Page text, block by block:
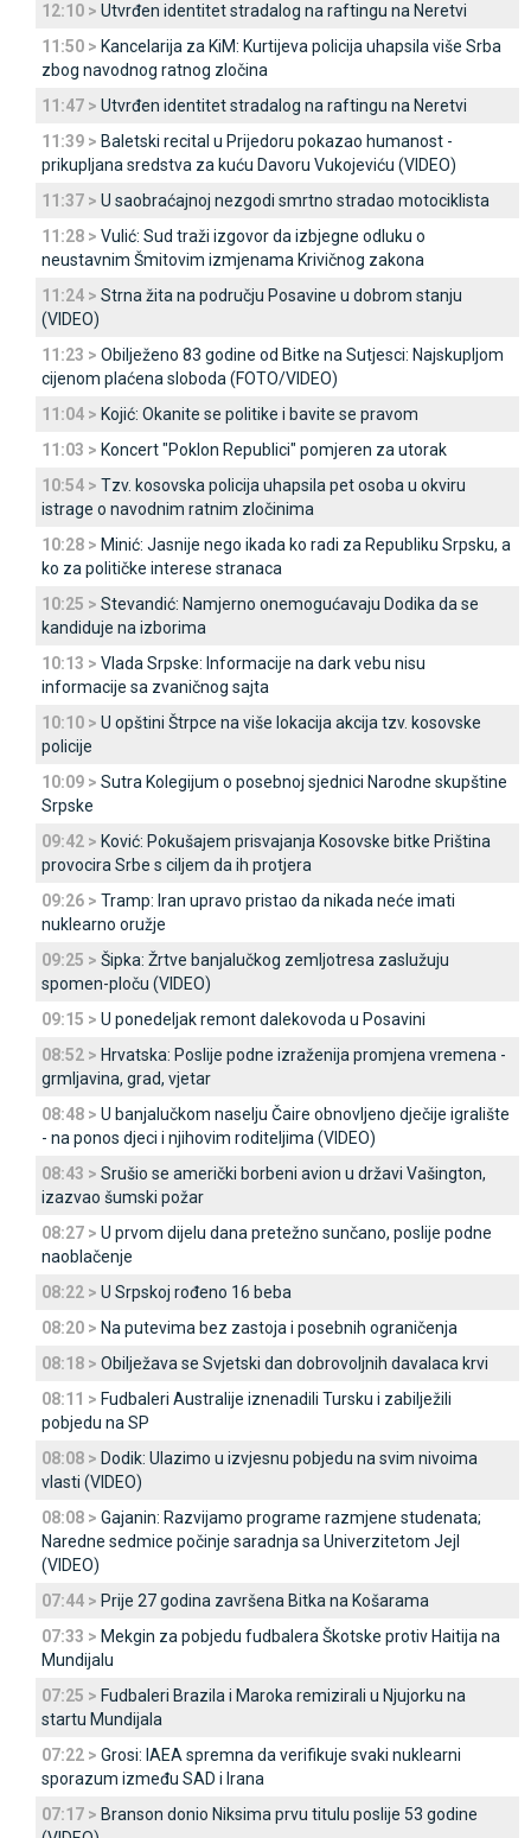
12:10 > Utvrđen identitet stradalog na raftingu na Neretvi
11:50 > Kancelarija za KiM: Kurtijeva policija uhapsila više Srba
zbog navodnog ratnog zločina
11:47 > Utvrđen identitet stradalog na raftingu na Neretvi
11:39 > Baletski recital u Prijedoru pokazao humanost -
prikupljana sredstva za kuću Davoru Vukojeviću (VIDEO)
11:37 > U saobraćajnoj nezgodi smrtno stradao motociklista
11:28 > Vulić: Sud traži izgovor da izbjegne odluku o
neustavnim Šmitovim izmjenama Krivičnog zakona
11:24 > Strna žita na području Posavine u dobrom stanju
(VIDEO)
11:23 > Obilježeno 83 godine od Bitke na Sutjesci: Najskupljom
cijenom plaćena sloboda (FOTO/VIDEO)
11:04 > Kojić: Okanite se politike i bavite se pravom
11:03 > Koncert "Poklon Republici" pomjeren za utorak
10:54 > Tzv. kosovska policija uhapsila pet osoba u okviru
istrage o navodnim ratnim zločinima
10:28 > Minić: Јasnije nego ikada ko radi za Republiku Srpsku, a
ko za političke interese stranaca
10:25 > Stevandić: Namjerno onemogućavaju Dodika da se
kandiduje na izborima
10:13 > Vlada Srpske: Informacije na dark vebu nisu
informacije sa zvaničnog sajta
10:10 > U opštini Štrpce na više lokacija akcija tzv. kosovske
policije
10:09 > Sutra Kolegijum o posebnoj sjednici Narodne skupštine
Srpske
09:42 > Ković: Pokušajem prisvajanja Kosovske bitke Priština
provocira Srbe s ciljem da ih protjera
09:26 > Tramp: Iran upravo pristao da nikada neće imati
nuklearno oružje
09:25 > Šipka: Žrtve banjalučkog zemljotresa zaslužuju
spomen-ploču (VIDEO)
09:15 > U ponedeljak remont dalekovoda u Posavini
08:52 > Hrvatska: Poslije podne izraženija promjena vremena -
grmljavina, grad, vjetar
08:48 > U banjalučkom naselju Čaire obnovljeno dječije igralište
- na ponos djeci i njihovim roditeljima (VIDEO)
08:43 > Srušio se američki borbeni avion u državi Vašington,
izazvao šumski požar
08:27 > U prvom dijelu dana pretežno sunčano, poslije podne
naoblačenje
08:22 > U Srpskoj rođeno 16 beba
08:20 > Na putevima bez zastoja i posebnih ograničenja
08:18 > Obilježava se Svjetski dan dobrovoljnih davalaca krvi
08:11 > Fudbaleri Australije iznenadili Tursku i zabilježili
pobjedu na SP
08:08 > Dodik: Ulazimo u izvjesnu pobjedu na svim nivoima
vlasti (VIDEO)
08:08 > Gajanin: Razvijamo programe razmjene studenata;
Naredne sedmice počinje saradnja sa Univerzitetom Јejl
(VIDEO)
07:44 > Prije 27 godina završena Bitka na Košarama
07:33 > Mekgin za pobjedu fudbalera Škotske protiv Haitija na
Mundijalu
07:25 > Fudbaleri Brazila i Maroka remizirali u Njujorku na
startu Mundijala
07:22 > Grosi: IAEA spremna da verifikuje svaki nuklearni
sporazum između SAD i Irana
07:17 > Branson donio Niksima prvu titulu poslije 53 godine